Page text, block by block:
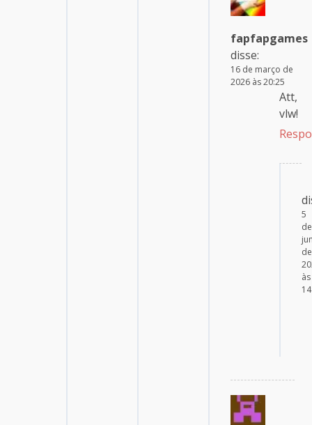
fapfapgames
disse:
16 de março de
2026 às 20:25
Att,
vlw!
5
de
de
às